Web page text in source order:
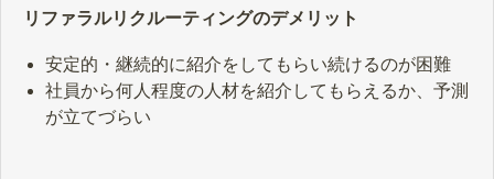
リファラルリクルーティングのデメリット
安定的・継続的に紹介をしてもらい続けるのが困難
社員から何人程度の人材を紹介してもらえるか、予測
が立てづらい